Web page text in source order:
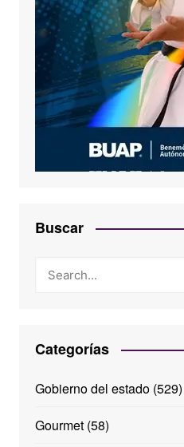
Buscar
Categorías
Gobierno del estado(529)
Gourmet(58)